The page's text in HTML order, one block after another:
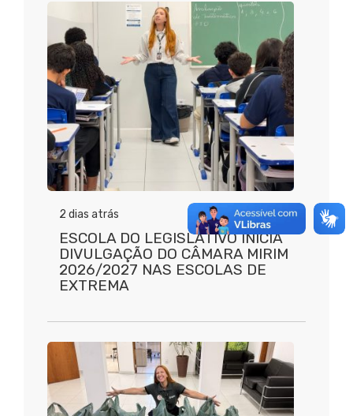
2 dias atrás
ESCOLA DO LEGISLATIVO INICIA
DIVULGAÇÃO DO CÂMARA MIRIM
2026/2027 NAS ESCOLAS DE
EXTREMA